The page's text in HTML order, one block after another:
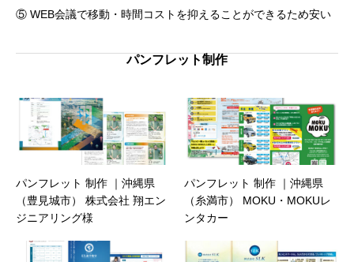
⑤ WEB会議で移動・時間コストを抑えることができるため安い
パンフレット制作
パンフレット 制作 ｜沖縄県
（豊見城市） 株式会社 翔エン
ジニアリング様
パンフレット 制作 ｜沖縄県
（糸満市） MOKU・MOKUレ
ンタカー